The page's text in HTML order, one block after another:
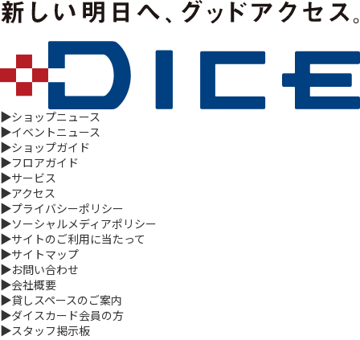
▶ショップニュース
▶イベントニュース
▶ショップガイド
▶フロアガイド
▶サービス
▶アクセス
▶プライバシーポリシー
▶ソーシャルメディアポリシー
▶サイトのご利用に当たって
▶サイトマップ
▶お問い合わせ
▶会社概要
▶貸しスペースのご案内
▶ダイスカード会員の方
▶スタッフ掲示板